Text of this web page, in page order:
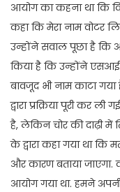
आयोग का कहना था कि
कहा कि मेरा नाम वोटर
उन्होंने सवाल पूछा है कि
किया है कि उन्होंने
बावजूद भी नाम काटा
द्वारा प्रक्रिया पूरी कर
है, लेकिन चोर की दाढ़ी
के द्वारा कहा गया था कि
और कारण बताया
आयोग गया था. हमने